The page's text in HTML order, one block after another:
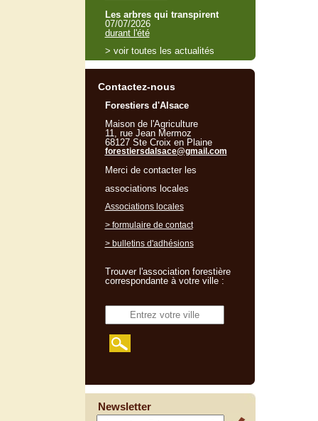
Les arbres qui transpirent
07/07/2026
durant l'été
> voir toutes les actualités
Contactez-nous
Forestiers d'Alsace
Maison de l'Agriculture
11, rue Jean Mermoz
68127 Ste Croix en Plaine
forestiersdalsace@gmail.com
Merci de contacter les
associations locales
Associations locales
> formulaire de contact
> bulletins d'adhésions
Trouver l'association forestière
correspondante à votre ville :
Newsletter